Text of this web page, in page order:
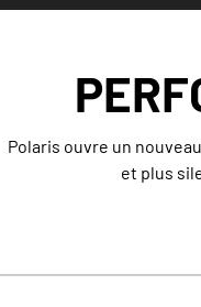
Polaris ouvre un
et plus